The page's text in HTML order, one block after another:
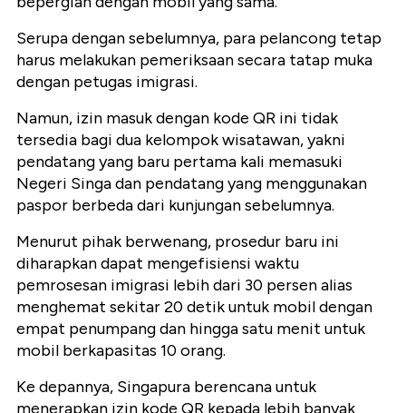
Serupa dengan sebelumnya, para pelancong tetap
harus melakukan pemeriksaan secara tatap muka
dengan petugas imigrasi.
Namun, izin masuk dengan kode QR ini tidak
tersedia bagi dua kelompok wisatawan, yakni
pendatang yang baru pertama kali memasuki
Negeri Singa dan pendatang yang menggunakan
paspor berbeda dari kunjungan sebelumnya.
Menurut pihak berwenang, prosedur baru ini
diharapkan dapat mengefisiensi waktu
pemrosesan imigrasi lebih dari 30 persen alias
menghemat sekitar 20 detik untuk mobil dengan
empat penumpang dan hingga satu menit untuk
mobil berkapasitas 10 orang.
Ke depannya, Singapura berencana untuk
menerapkan izin kode QR kepada lebih banyak